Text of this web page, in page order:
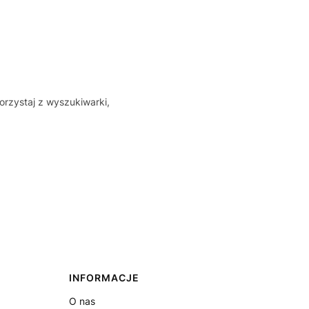
z wyszukiwarki,
INFORMACJE
O nas